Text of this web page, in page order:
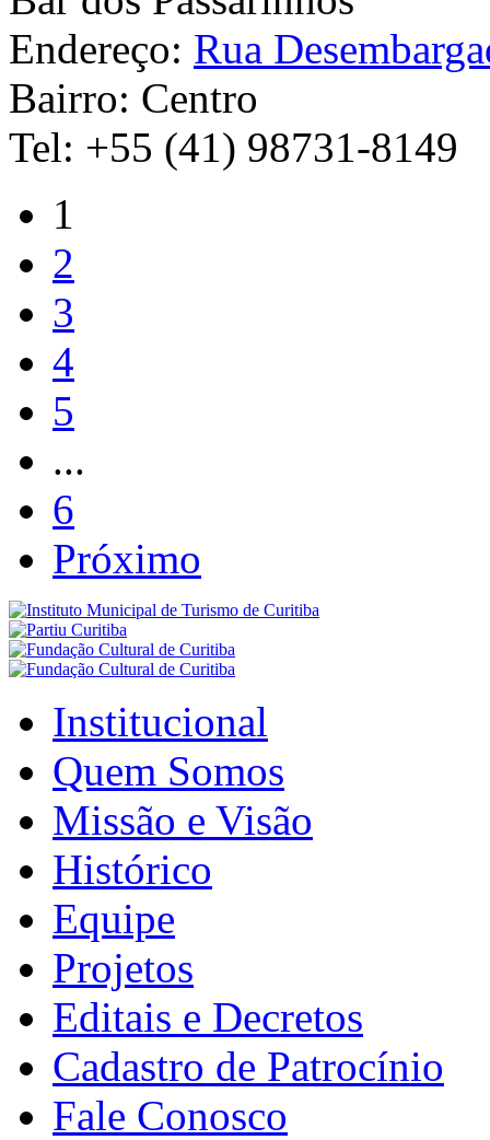
Endereço: Rua
Bairro: Centro
Tel: +55 (41) 98731-8149
1
2
3
4
5
...
6
Próximo
Institucional
Quem Somos
Missão e Visão
Histórico
Equipe
Projetos
Editais e Decretos
Cadastro de Patrocínio
Fale Conosco